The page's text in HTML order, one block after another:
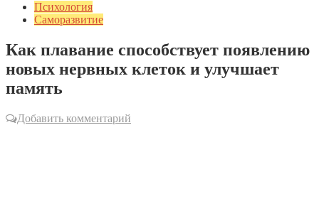
Психология
Саморазвитие
Как плавание способствует появлению
новых нервных клеток и улучшает
память
Добавить комментарий